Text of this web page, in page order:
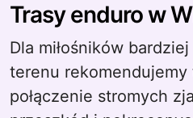
Trasy enduro w
Dla miłośników
terenu
połączenie stromych